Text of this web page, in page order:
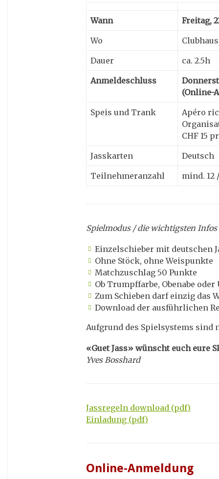
Wann Freitag,
Wo
Dauer ca. 2.5h
Anmeldeschluss
(Online-
Speis und Trank
Apéro
CHF 15
Jasskarten Deutsch
Teilnehmeranzahl mind. 12
Spielmodus / die wichtigsten Infos
Einzelschieber mit deutschen
Ohne Stöck, ohne Weispunkte
Matchzuschlag 50 Punkte
Ob Trumpffarbe, Obenabe
Zum Schieben darf einzig das
Download der ausführlichen
Aufgrund des Spielsystems sind
«Guet Jass» wünscht euch eure
Yves Bosshard
Jassregeln download (pdf)
Einladung (pdf)
Online-Anmeldung